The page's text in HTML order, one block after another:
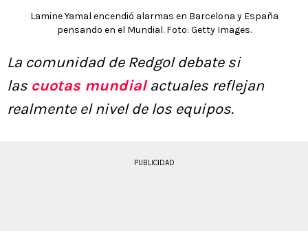
Lamine Yamal encendió alarmas en Barcelona y España
pensando en el Mundial. Foto: Getty Images.
La comunidad de Redgol debate si
las cuotas mundialactuales reflejan
realmente el nivel de los equipos.
PUBLICIDAD